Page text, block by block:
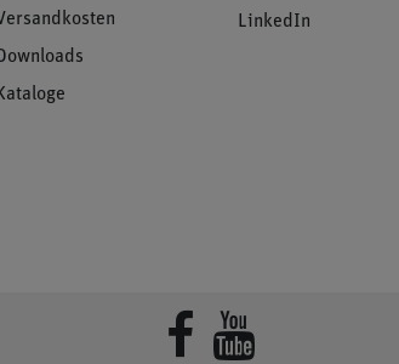
Downloads
Kataloge
LinkedIn